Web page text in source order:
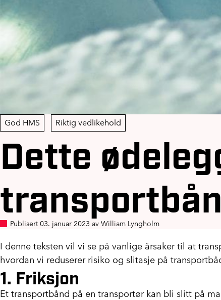
God HMS Riktig vedlikehold
Dette
Publisert 03. januar 2023 av William Lyngholm
I denne teksten vil vi se på vanlige årsaker til at
hvordan vi reduserer risiko og slitasje på
1. Friksjon
Et transportbånd på en transportør kan bli slitt på